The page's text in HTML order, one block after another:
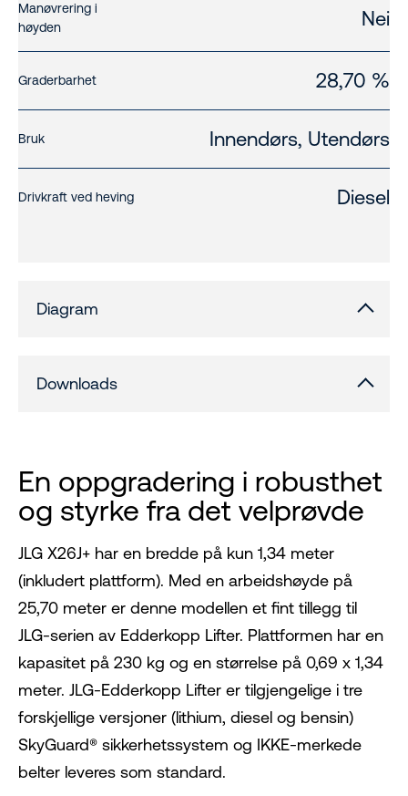
Manøvrering i
høyden
Nei
Graderbarhet 28,70 %
Bruk Innendørs, Utendørs
Drivkraft ved heving Diesel
Diagram
Downloads
En oppgradering i robusthet
og styrke fra det velprøvde
JLG X26J+ har en bredde på kun 1,34 meter
(inkludert plattform). Med en arbeidshøyde på
25,70 meter er denne modellen et fint tillegg til
JLG-serien av Edderkopp Lifter. Plattformen har en
kapasitet på 230 kg og en størrelse på 0,69 x 1,34
meter. JLG-Edderkopp Lifter er tilgjengelige i tre
forskjellige versjoner (lithium, diesel og bensin)
SkyGuard® sikkerhetssystem og IKKE-merkede
belter leveres som standard.